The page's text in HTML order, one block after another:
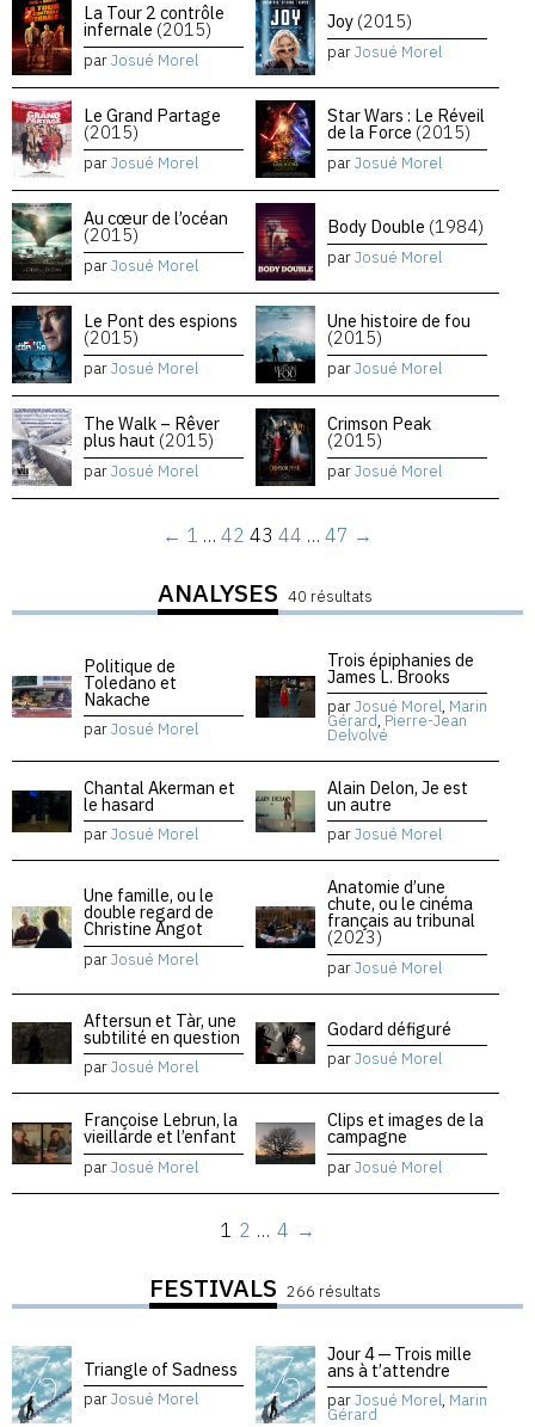
La Tour 2 contrôle
infernale (2015)
parJosué Morel
Joy (2015)
parJosué Morel
Le Grand Partage
(2015)
parJosué Morel
Star Wars : Le Réveil
de la Force (2015)
parJosué Morel
Au cœur de l’océan
(2015)
parJosué Morel
Body Double (1984)
parJosué Morel
Le Pont des espions
(2015)
parJosué Morel
Une histoire de fou
(2015)
parJosué Morel
The Walk – Rêver
plus haut (2015)
parJosué Morel
Crimson Peak
(2015)
parJosué Morel
← 1 … 42 43 44 … 47 →
ANALYSES 40 résultats
Politique de
Toledano et
Nakache
parJosué Morel
Trois épiphanies de
James L. Brooks
parJosué Morel, Marin
Gérard, Pierre-Jean
Delvolvé
Chantal Akerman et
le hasard
parJosué Morel
Alain Delon, Je est
un autre
parJosué Morel
Une famille, ou le
double regard de
Christine Angot
parJosué Morel
Anatomie d’une
chute, ou le cinéma
français au tribunal
(2023)
parJosué Morel
Aftersun et Tàr, une
subtilité en question
parJosué Morel
Godard défiguré
parJosué Morel
Françoise Lebrun, la
vieillarde et l’enfant
parJosué Morel
Clips et images de la
campagne
parJosué Morel
1 2 … 4 →
FESTIVALS 266 résultats
Triangle of Sadness
parJosué Morel
Jour 4 — Trois mille
ans à t’attendre
parJosué Morel, Marin
Gérard